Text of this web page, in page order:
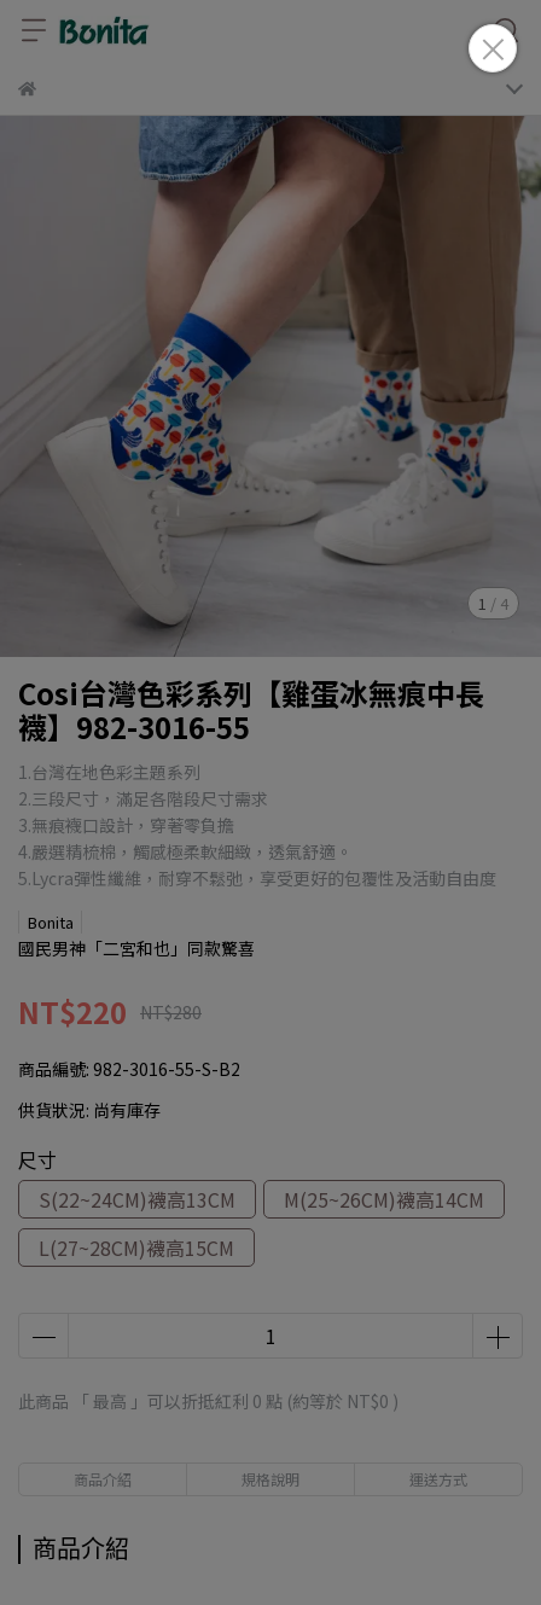
1 / 4
Cosi台灣色彩系列【雞蛋冰無痕中長
襪】982-3016-55
1.台灣在地色彩主題系列
2.三段尺寸，滿足各階段尺寸需求
3.無痕襪口設計，穿著零負擔
4.嚴選精梳棉，觸感極柔軟細緻，透氣舒適。
5.Lycra彈性纖維，耐穿不鬆弛，享受更好的包覆性及活動自由度
Bonita
國民男神「二宮和也」同款驚喜
NT$220 NT$280
商品編號: 982-3016-55-S-B2
供貨狀況: 尚有庫存
尺寸
S(22~24CM)襪高13CM
M(25~26CM)襪高14CM
L(27~28CM)襪高15CM
此商品 「 最高 」可以折抵紅利 0 點 (約等於 NT$0 )
商品介紹 規格說明 運送方式
商品介紹